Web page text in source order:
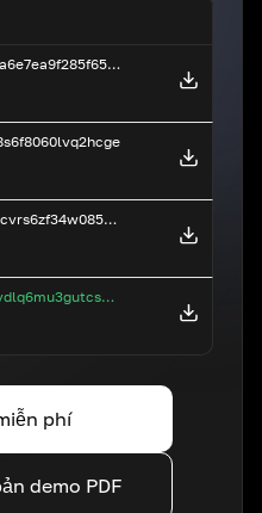
9912fdf551fd57875b2bbb979bea6e7ea9f285f658999f4c2ec38ac22b9748392323b232321
bc1q3u88jz9enzgmzg2l8mm5pcvrs6zf34w085n0kn
bc1q4n8ylvdvwlh6qps4hlut9cvdlq6mu3gutcsd5z
phí
demo PDF